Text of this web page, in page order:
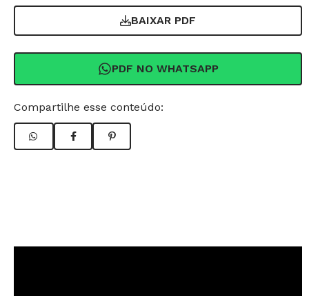
BAIXAR PDF
PDF NO WHATSAPP
Compartilhe esse conteúdo: